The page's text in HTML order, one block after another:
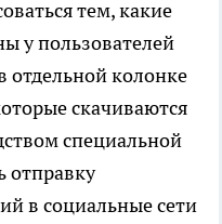
тем, какие
у пользователей
отдельной колонке
скачиваются
специальной
отправку
в социальные сети